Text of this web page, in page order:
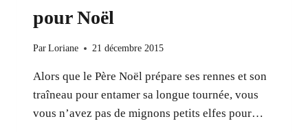
pour Noël
Par Loriane 21 décembre 2015
Alors que le Père Noël prépare ses rennes et son
traîneau pour entamer sa longue tournée, vous
vous n’avez pas de mignons petits elfes pour…